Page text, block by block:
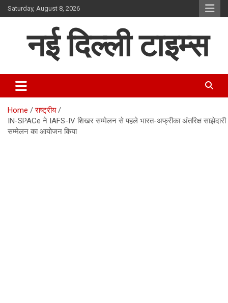
Skip
to
Saturday, August 8, 2026
नई दिल्ली टाइम्स
Home
राष्ट्रीय
IN-SPACe ने IAFS-IV शिखर सम्मेलन से पहले भारत-अफ्रीका अंतरिक्ष साझेदारी
सम्मेलन का आयोजन किया